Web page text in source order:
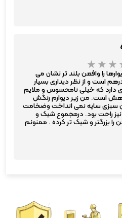
را وافعن بلند تر نشان می
است و از نظر دیداری بسیار
که خیلی نامحسوس و ملایم
است. من زیر دیوارم رنگش
سبزی سایه نمی انداخت وضخامت
راحت بود. درمجموع شیک و
بزرگتر و شیک تر کرده . ممنونم